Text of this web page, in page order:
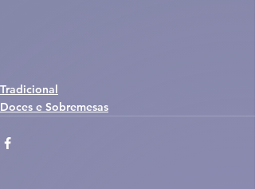
Tradicional
Doces e Sobremesas